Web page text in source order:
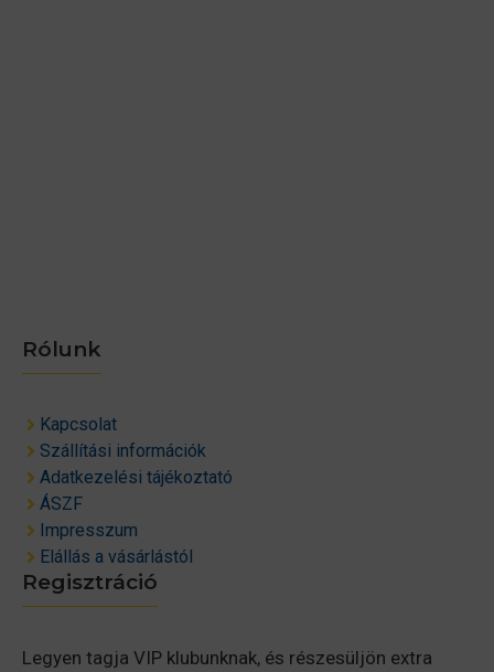
Rólunk
Kapcsolat
Szállítási információk
Adatkezelési tájékoztató
ÁSZF
Impresszum
Elállás a vásárlástól
Regisztráció
Legyen tagja VIP klubunknak, és részesüljön extra